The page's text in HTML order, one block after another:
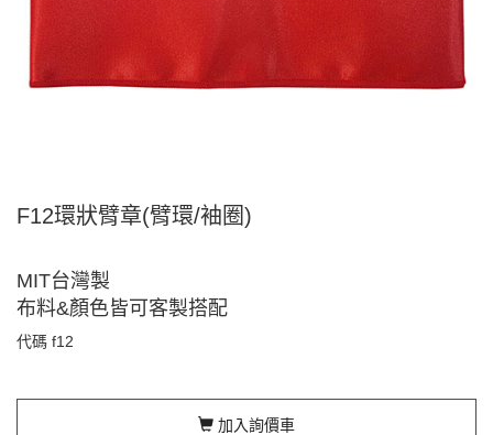
F12環狀臂章(臂環/袖圈)
MIT台灣製
布料&顏色皆可客製搭配
代碼 f12
加入詢價車